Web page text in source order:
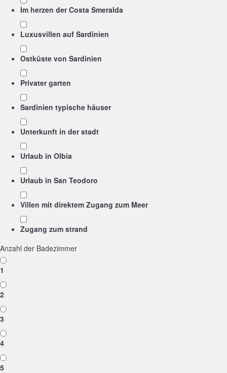
Im herzen der Costa Smeralda
Luxusvillen auf Sardinien
Ostküste von Sardinien
Privater garten
Sardinien typische häuser
Unterkunft in der stadt
Urlaub in Olbia
Urlaub in San Teodoro
Villen mit direktem Zugang zum Meer
Zugang zum strand
Anzahl der Badezimmer
1
2
3
4
5